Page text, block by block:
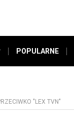
POPULARNE
"LEX TVN"